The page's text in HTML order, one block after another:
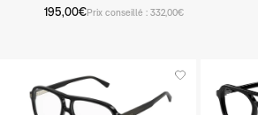
195,00€Prix conseillé : 332,00€